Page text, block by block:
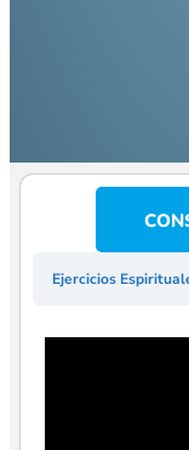
Ejercicios